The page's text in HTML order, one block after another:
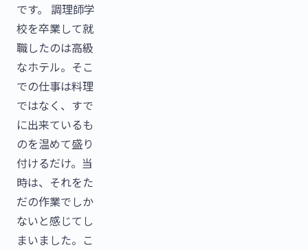
です。 調理師学
校を卒業して就
職したのは高級
なホテル。そこ
での仕事は料理
ではなく、すで
に出来ているも
のを温めて盛り
付けるだけ。当
時は、それをた
だの作業でしか
ないと感じてし
まいました。こ